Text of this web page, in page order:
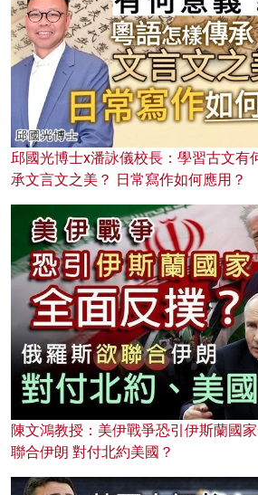
邱國光博士x潘詠儀校長：學習古文有
承文言文之美？ 日常寫作如何應用？
陳文鴻教授：美伊戰爭恐引伊斯蘭國
聯合伊朗 對付北約美國？